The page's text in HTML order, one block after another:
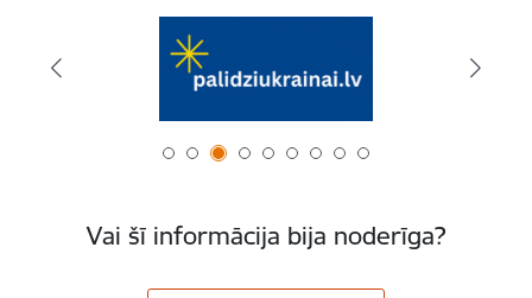
Vai šī informācija bija noderīga?